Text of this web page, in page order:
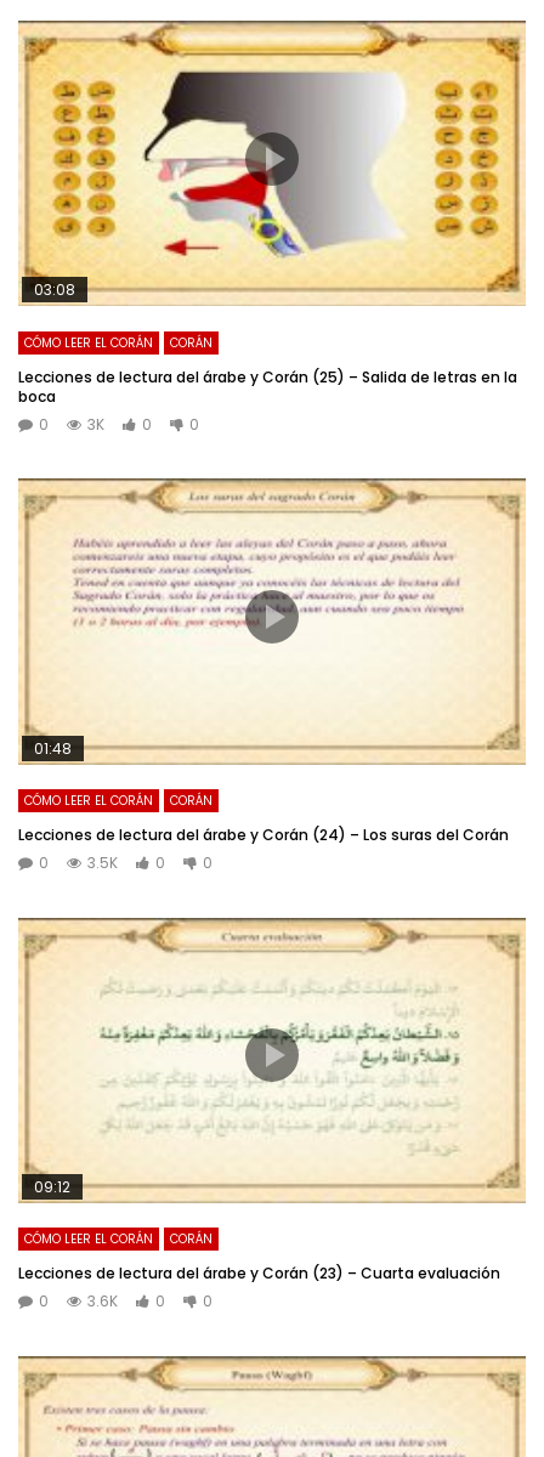
03:08
CÓMO LEER EL CORÁN CORÁN
Lecciones de lectura del árabe y Corán (25) – Salida de letras en la
boca
0
3K 0 0
01:48
CÓMO LEER EL CORÁN CORÁN
Lecciones de lectura del árabe y Corán (24) – Los suras del Corán
0
3.5K 0 0
09:12
CÓMO LEER EL CORÁN CORÁN
Lecciones de lectura del árabe y Corán (23) – Cuarta evaluación
0
3.6K 0 0